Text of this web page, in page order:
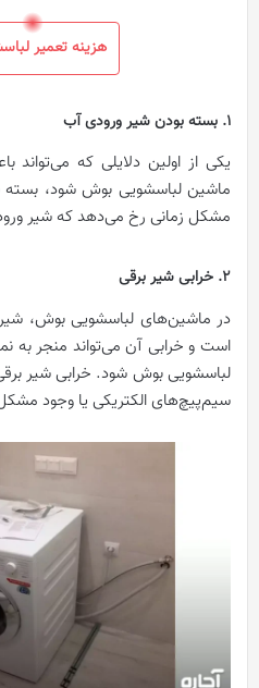
هزینه تعمیر
1. بسته بودن شیر ورودی آب
یکی از اولین دلایلی که
ماشین لباسشویی بوش شود،
مشکل زمانی رخ می‌دهد که شیر
2. خرابی شیر برقی
در ماشین‌های لباسشویی بوش،
است و خرابی آن می‌تواند منجر
لباسشویی بوش شود. خرابی شیر
سیم‌پیچ‌های الکتریکی یا وجود